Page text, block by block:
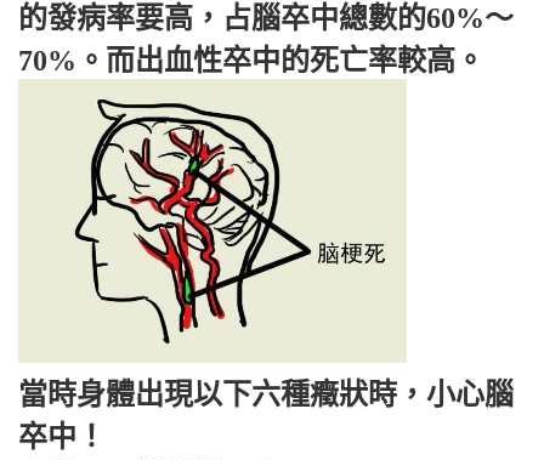
的發病率要高，占腦卒中總數的60%～
70%。而出血性卒中的死亡率較高。
當時身體出現以下六種癥狀時，小心腦
卒中！